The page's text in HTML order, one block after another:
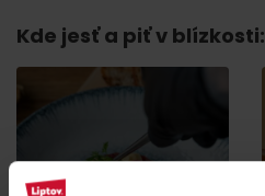
Kde jesť a piť v blízkosti: